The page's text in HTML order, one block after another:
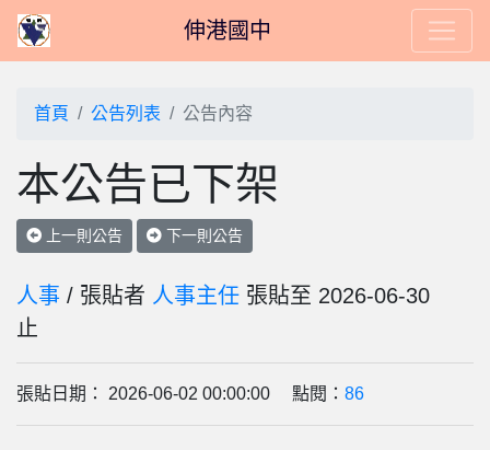
伸港國中
首頁 公告列表 公告內容
本公告已下架
上一則公告 下一則公告
人事 / 張貼者 人事主任 張貼至 2026-06-30
止
張貼日期： 2026-06-02 00:00:00 點閱： 86